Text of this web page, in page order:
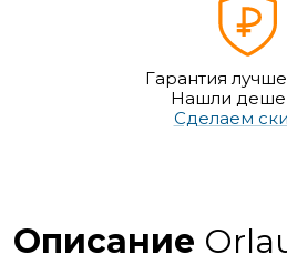
Гарантия
Нашли
Сделаем
Описание